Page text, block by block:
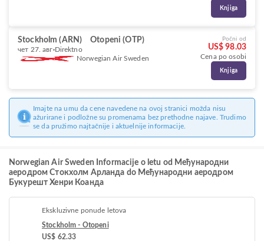
Knjiga
Stockholm (ARN) Otopeni (OTP)
чет 27. авг Direktno
Norwegian Air Sweden
Počni od
US$ 98.03
Cena po osobi
Knjiga
Imajte na umu da cene navedene na ovoj stranici možda nisu
ažurirane i podložne su promenama bez prethodne najave. Trudimo
se da pružimo najtačnije i aktuelnije informacije.
Norwegian Air Sweden Informacije o letu od Међународни
аеродром Стокхолм Арланда do Међународни аеродром
Букурешт Хенри Коанда
Ekskluzivne ponude letova
Stockholm - Otopeni
US$ 62.33